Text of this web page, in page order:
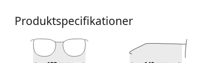
Vi levererar glasögonen i sitt originalfodral.
Den medföljande putsduken är idealisk för
modeller kan komma med en tygpåse i stället för en
Produktspecifikationer